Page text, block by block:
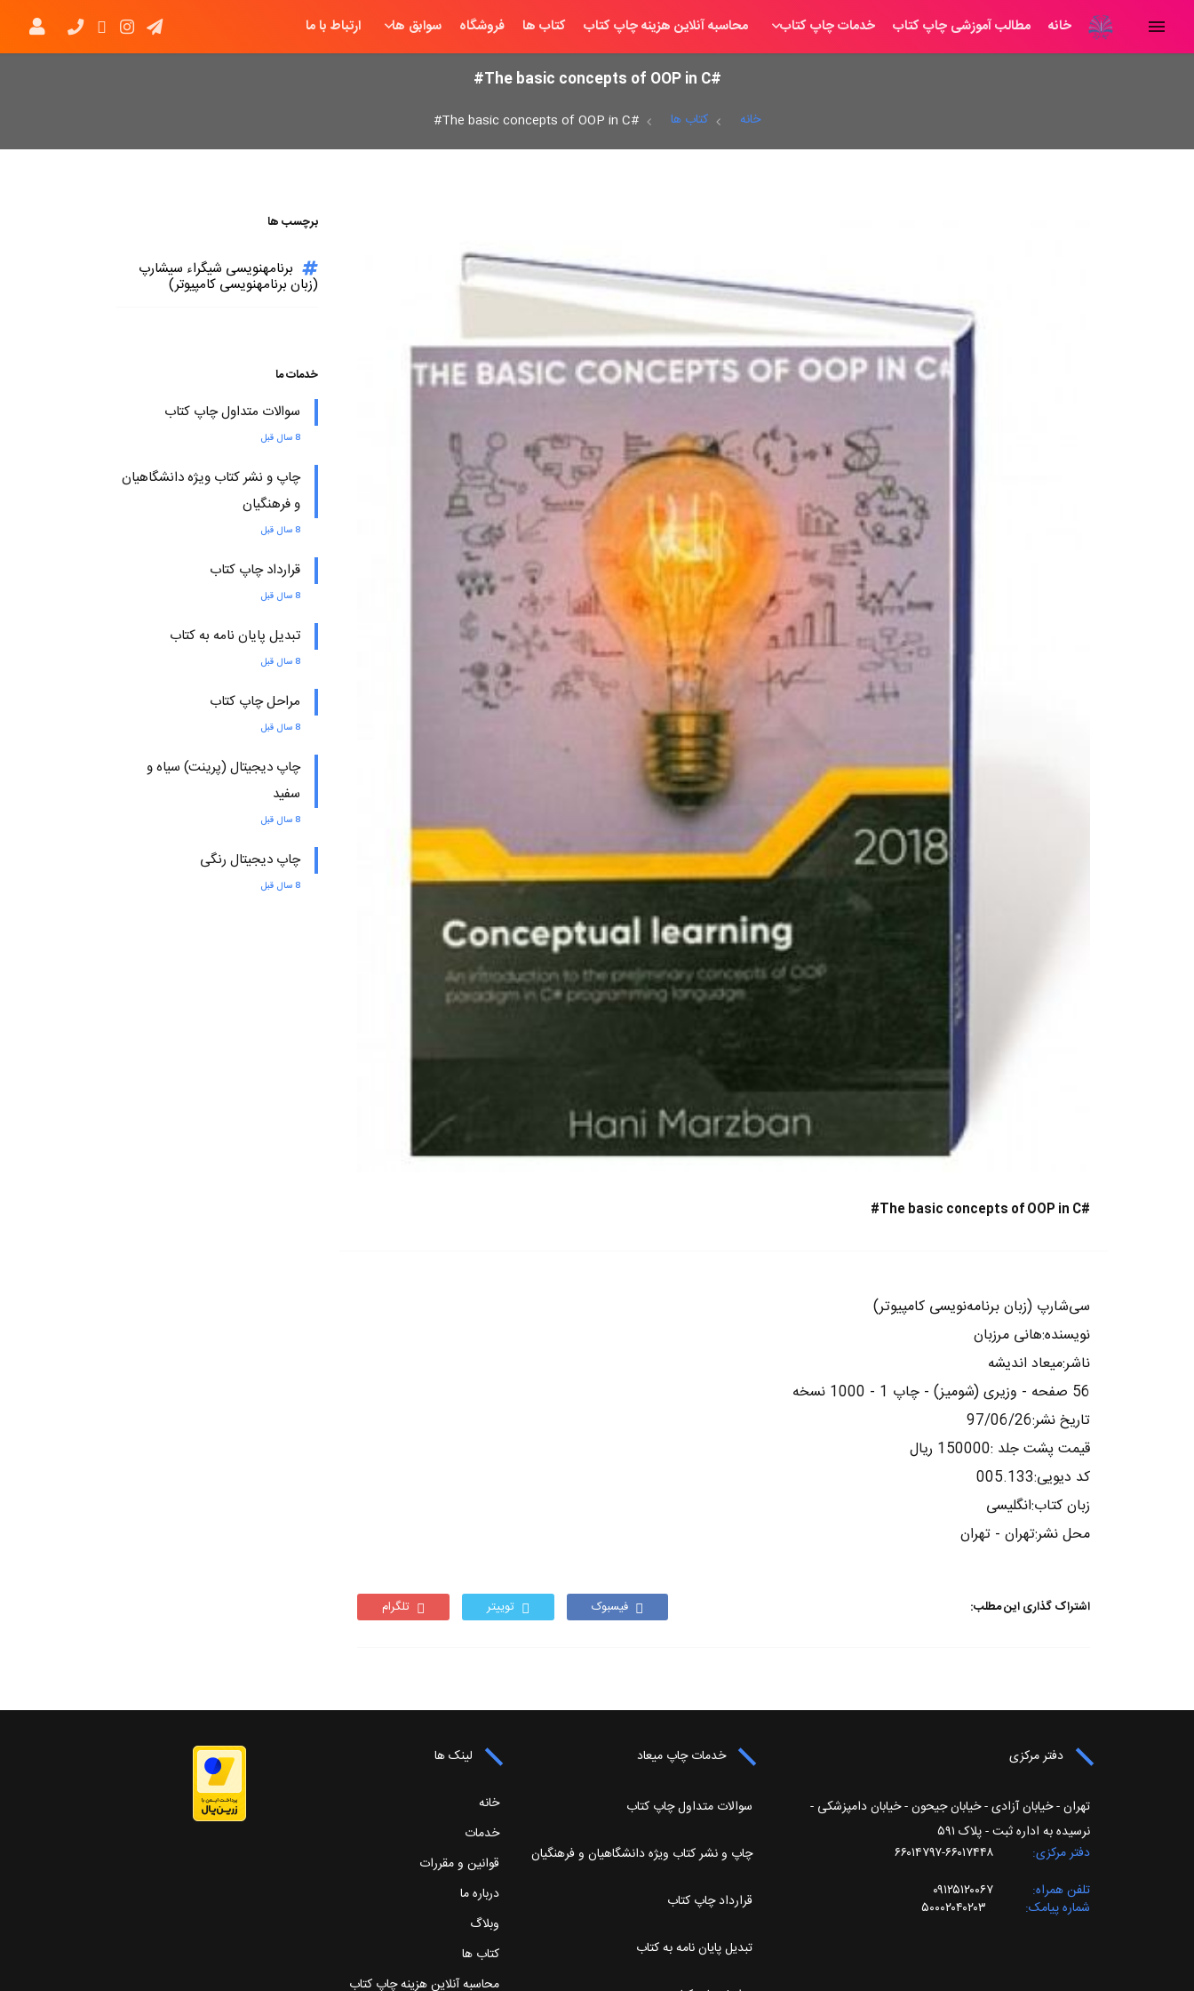
خانه مطالب آموزشی چاپ کتاب خدمات چاپ کتاب محاسبه آنلاین هزینه چاپ کتاب کتاب ها فروشگاه سوابق ها ارتباط با ما
#The basic concepts of OOP in C#‏‫‭
خانه کتاب ها #The basic concepts of OOP in C#‏‫‭
#The basic concepts of OOP in C#‏‫‭
سی‌شارپ (زبان برنامه‌نویسی کامپیوتر)
نویسنده:هانی مرزبان
ناشر:میعاد اندیشه
56 صفحه - وزیری (شومیز) - چاپ 1 - 1000 نسخه
تاریخ نشر:97/06/26
قیمت پشت جلد :150000 ریال
کد دیویی:005.133
زبان کتاب:انگلیسی
محل نشر:تهران - تهران
اشتراک گذاری این مطلب: فیسبوک توییتر تلگرام
برچسب ها
برنامهنویسی شیگراء سیشارپ
(زبان برنامهنویسی کامپیوتر)
خدمات ما
سوالات متداول چاپ کتاب
8 سال قبل
چاپ و نشر کتاب ویژه دانشگاهیان
و فرهنگیان
8 سال قبل
قرارداد چاپ کتاب
8 سال قبل
تبدیل پایان نامه به کتاب
8 سال قبل
مراحل چاپ کتاب
8 سال قبل
چاپ دیجیتال (پرینت) سیاه و
سفید
8 سال قبل
چاپ دیجیتال رنگی
8 سال قبل
دفتر مرکزی
تهران - خیابان آزادی - خیابان جیحون - خیابان دامپزشکی -
نرسیده به اداره ثبت - پلاک ۵۹۱
دفتر مرکزی
۶۶۰۱۷۴۴۸-۶۶۰۱۴۷۹۷
تلفن همراه
۰۹۱۲۵۱۲۰۰۶۷
شماره پیامک
۵۰۰۰۲۰۴۰۲۰۳
خدمات چاپ میعاد
سوالات متداول چاپ کتاب
چاپ و نشر کتاب ویژه دانشگاهیان و فرهنگیان
قرارداد چاپ کتاب
تبدیل پایان نامه به کتاب
لینک ها
خانه
خدمات
قوانین و مقررات
درباره ما
وبلاگ
کتاب ها
محاسبه آنلاین هزینه چاپ کتاب